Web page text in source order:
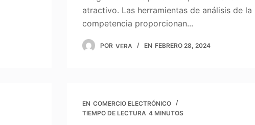
atractivo. Las herramientas de análisis de la
competencia proporcionan...
POR VERA EN FEBRERO 28, 2024
EN COMERCIO ELECTRÓNICO
TIEMPO DE LECTURA 4 MINUTOS